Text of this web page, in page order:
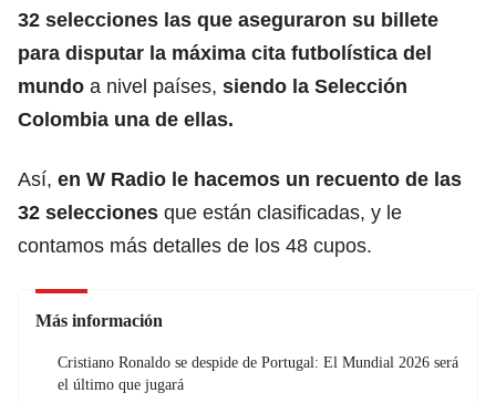
32 selecciones las que aseguraron su billete
para disputar la máxima cita futbolística del
mundo a nivel países, siendo la Selección
Colombia una de ellas.
Así, en W Radio le hacemos un recuento de las
32 selecciones que están clasificadas, y le
contamos más detalles de los 48 cupos.
Más información
Cristiano Ronaldo se despide de Portugal: El Mundial 2026 será
el último que jugará